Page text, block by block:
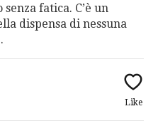
fatica. C’è un
dispensa di nessuna
Like